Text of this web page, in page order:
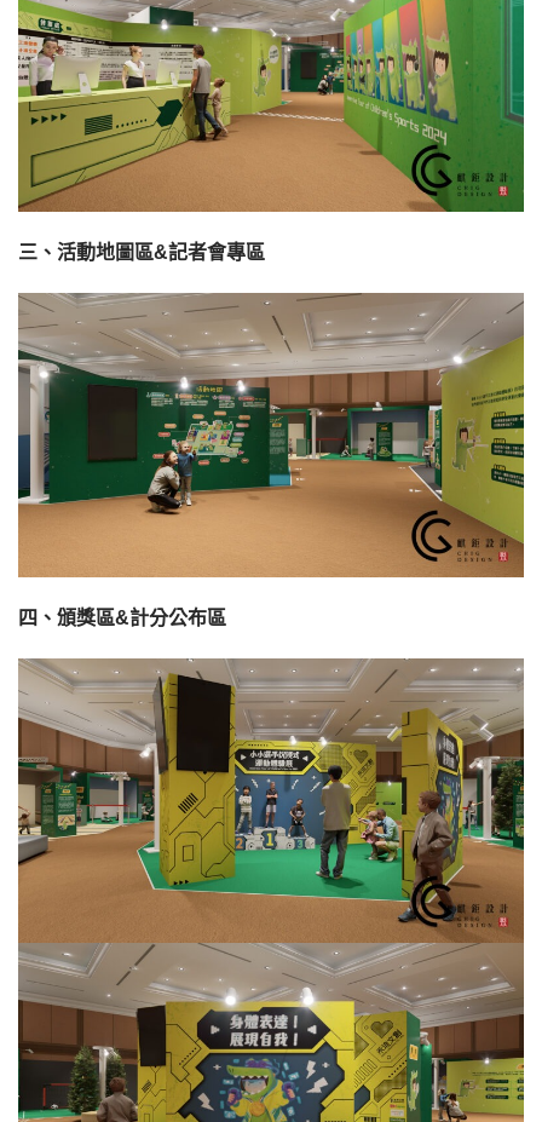
三、活動地圖區&記者會專區
四、頒獎區&計分公布區